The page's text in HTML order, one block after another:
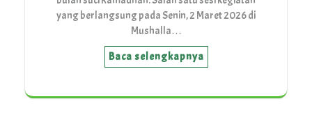
yang berlangsung pada Senin, 2 Maret 2026 di
Mushalla…
Baca selengkapnya